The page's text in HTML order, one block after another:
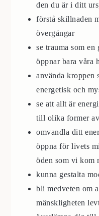
den du är i ditt
förstå skillnaden
övergångar
se trauma som
öppnar bara våra
använda kroppen
energetisk och
se att allt är
till olika former
omvandla ditt
öppna för livets
öden som vi kom
kunna gestalta
bli medveten om
mänskligheten